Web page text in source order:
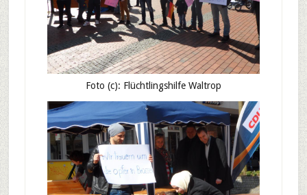
Foto (c): Flüchtlingshilfe Waltrop